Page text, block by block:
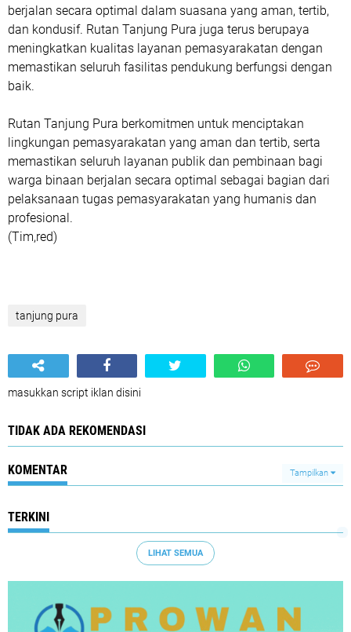
berjalan secara optimal dalam suasana yang aman, tertib,
dan kondusif. Rutan Tanjung Pura juga terus berupaya
meningkatkan kualitas layanan pemasyarakatan dengan
memastikan seluruh fasilitas pendukung berfungsi dengan
baik.
Rutan Tanjung Pura berkomitmen untuk menciptakan
lingkungan pemasyarakatan yang aman dan tertib, serta
memastikan seluruh layanan publik dan pembinaan bagi
warga binaan berjalan secara optimal sebagai bagian dari
pelaksanaan tugas pemasyarakatan yang humanis dan
profesional.
(Tim,red)
tanjung pura
masukkan script iklan disini
TIDAK ADA REKOMENDASI
KOMENTAR Tampilkan
TERKINI
LIHAT SEMUA